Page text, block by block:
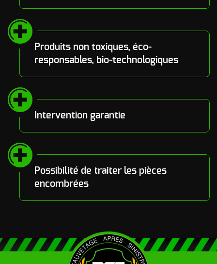
Produits non toxiques, éco-
responsables, bio-technologiques
Intervention garantie
Possibilité de traiter les pièces
encombrées